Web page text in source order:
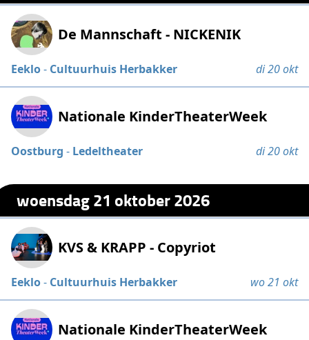
De Mannschaft - NICKENIK
Eeklo- Cultuurhuis Herbakker di 20 okt
Nationale KinderTheaterWeek
Oostburg - Ledeltheater di 20 okt
woensdag 21 oktober 2026
KVS & KRAPP - Copyriot
Eeklo- Cultuurhuis Herbakker wo 21 okt
Nationale KinderTheaterWeek